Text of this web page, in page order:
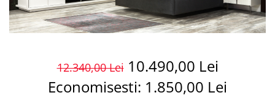
12.340,00 Lei 10.490,00 Lei
Economisesti: 1.850,00 Lei